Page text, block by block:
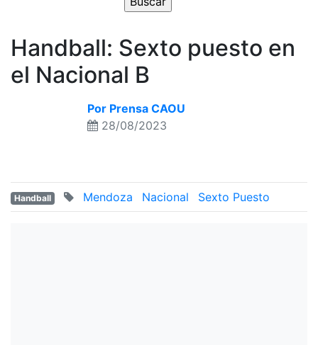
Handball: Sexto puesto en
el Nacional B
Por Prensa CAOU
28/08/2023
Handball Mendoza Nacional Sexto Puesto